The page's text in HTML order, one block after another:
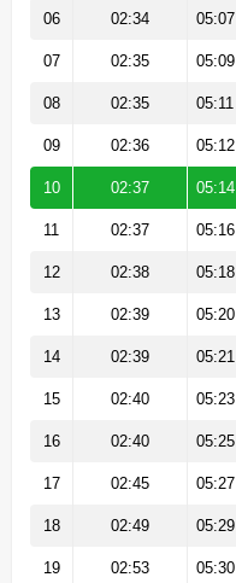
06 02:34 05:07
07 02:35 05:09
08 02:35 05:11
09 02:36 05:12
10 02:37 05:14
11 02:37 05:16
12 02:38 05:18
13 02:39 05:20
14 02:39 05:21
15 02:40 05:23
16 02:40 05:25
17 02:45 05:27
18 02:49 05:29
19 02:53 05:30